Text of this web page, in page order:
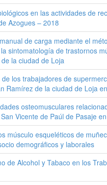
en las actividades de
Azogues – 2018
de carga mediante el
sintomatología de trastornos
la ciudad de Loja
los trabajadores de
Ramírez de la ciudad de Loja
osteomusculares
Vicente de Paúl de Pasaje
músculo esqueléticos de
demográficos y laborales
de Alcohol y Tabaco en los